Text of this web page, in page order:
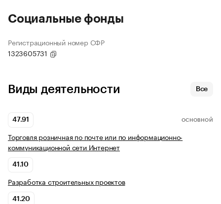
Социальные фонды
Регистрационный номер СФР
1323605731
Виды деятельности Все
47.91 ОСНОВНОЙ
Торговля розничная по почте или по информационно-
коммуникационной сети Интернет
41.10
Разработка строительных проектов
41.20